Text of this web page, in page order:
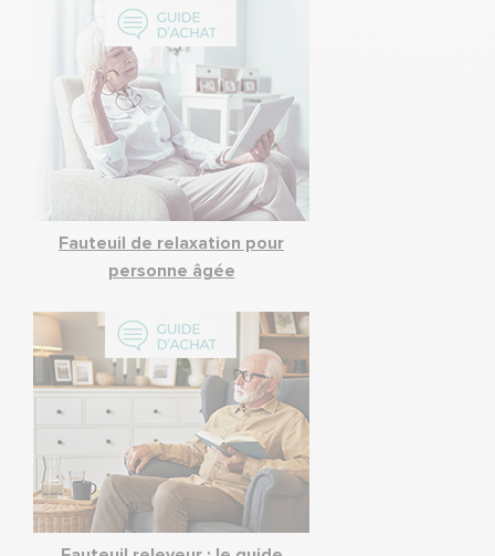
Fauteuil de relaxation pour
personne âgée